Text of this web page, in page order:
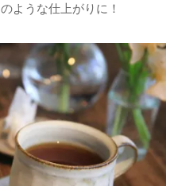
ような仕上がりに！